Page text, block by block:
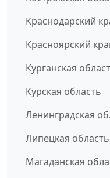
Краснодарский
Красноярский
Курганская
Курская область
Ленинградская
Липецкая область
Магаданская